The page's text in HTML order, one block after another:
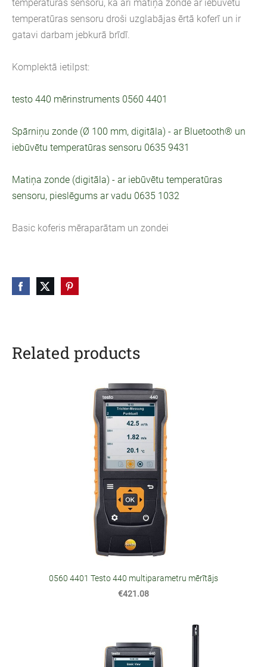
temperatūras sensoru, kā arī matiņa zonde ar iebūvētu
temperatūras sensoru droši uzglabājas ērtā koferī un ir
gatavi darbam jebkurā brīdī.
Komplektā ietilpst:
testo 440 mērinstruments 0560 4401
Spārniņu zonde (Ø 100 mm, digitāla) - ar Bluetooth® un
iebūvētu temperatūras sensoru 0635 9431
Matiņa zonde (digitāla) - ar iebūvētu temperatūras
sensoru, pieslēgums ar vadu 0635 1032
Basic koferis mēraparātam un zondei
Related products
0560 4401 Testo 440 multiparametru mērītājs
€421.08